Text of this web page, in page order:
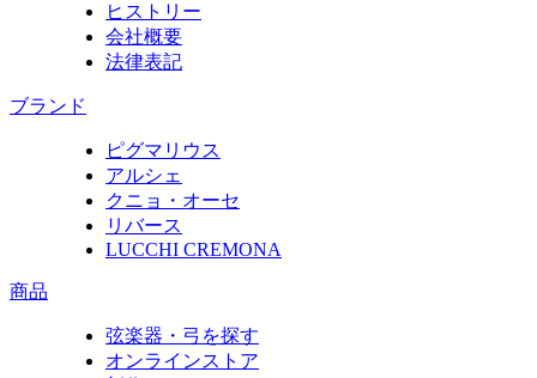
ヒストリー
会社概要
法律表記
ブランド
ピグマリウス
アルシェ
クニョ・オーセ
リバース
LUCCHI CREMONA
商品
弦楽器・弓を探す
オンラインストア